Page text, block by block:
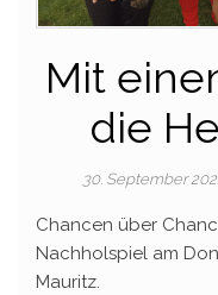
Mit
die
30. September
Chancen über
Nachholspiel am
Mauritz.